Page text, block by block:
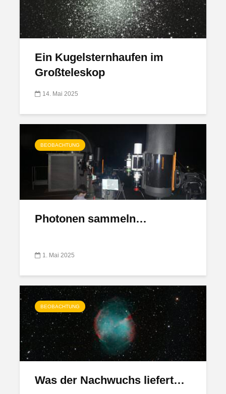
Ein Kugelsternhaufen im
Großteleskop
14. Mai 2025
BEOBACHTUNG
Photonen sammeln…
1. Mai 2025
BEOBACHTUNG
Was der Nachwuchs liefert…